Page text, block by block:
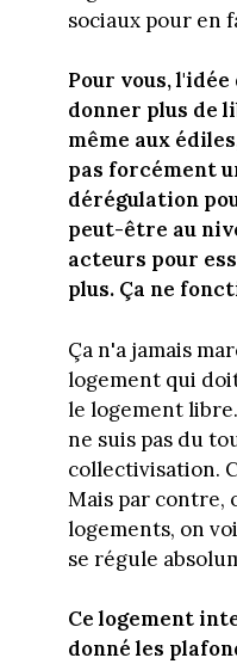
sociaux pour en
Pour vous,
donner plus de
même aux
pas forcément
dérégulation
peut-être au
acteurs pour
plus. Ça ne
Ça n'a jamais
logement qui
le logement
ne suis pas du
collectivisation.
Mais par contre,
logements, on
se régule
Ce logement
donné les